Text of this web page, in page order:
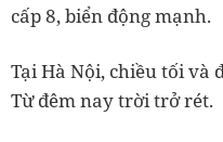
cấp 8, biển động mạnh.
Tại Hà Nội, chiều tối và
Từ đêm nay trời trở rét.